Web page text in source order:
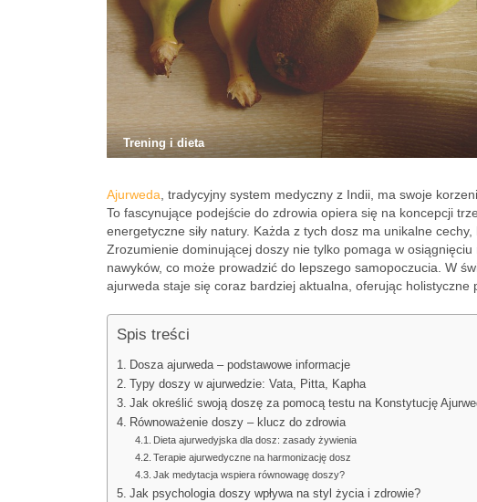
Trening i dieta
Ajurweda , tradycyjny system medyczny z Indii, ma swoje
To fascynujące podejście do zdrowia opiera się na koncepcji
energetyczne siły natury. Każda z tych dosz ma unikalne
Zrozumienie dominującej doszy nie tylko pomaga w
nawyków, co może prowadzić do lepszego samopoczucia. W
ajurweda staje się coraz bardziej aktualna, oferując holistyczne
Spis treści
Dosza ajurweda – podstawowe informacje
Typy doszy w ajurwedzie: Vata, Pitta, Kapha
Jak określić swoją doszę za pomocą testu na Konstytucję
Równoważenie doszy – klucz do zdrowia
Dieta ajurwedyjska dla dosz: zasady żywienia
Terapie ajurwedyczne na harmonizację dosz
Jak medytacja wspiera równowagę doszy?
Jak psychologia doszy wpływa na styl życia i zdrowie?